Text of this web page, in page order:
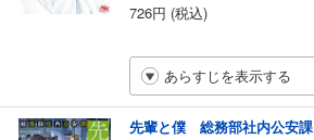
726円 (税込)
あらすじを表示する
先輩と僕 総務部社内公安課